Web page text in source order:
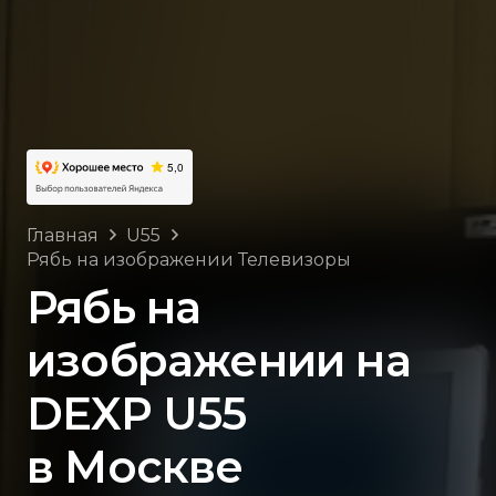
Главная
U55
Рябь на изображении Телевизоры
Рябь на
изображении на
DEXP U55
в Москве